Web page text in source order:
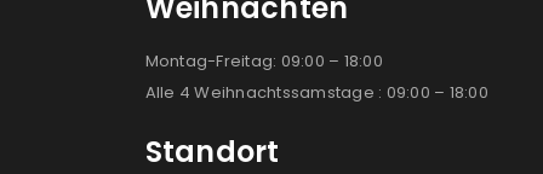
Weihnachten
Montag-Freitag: 09:00 – 18:00
Alle 4 Weihnachtssamstage : 09:00 – 18:00
Standort